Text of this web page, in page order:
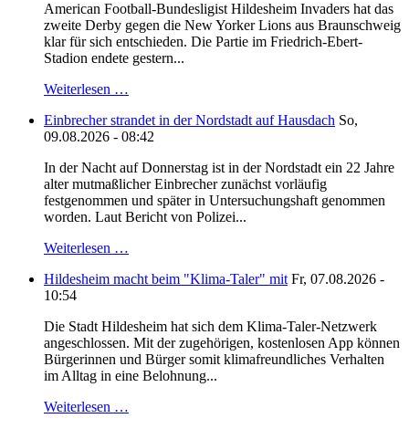
American Football-Bundesligist Hildesheim Invaders hat das
zweite Derby gegen die New Yorker Lions aus Braunschweig
klar für sich entschieden. Die Partie im Friedrich-Ebert-
Stadion endete gestern...
Weiterlesen …
Einbrecher strandet in der Nordstadt auf Hausdach So,
09.08.2026 - 08:42
In der Nacht auf Donnerstag ist in der Nordstadt ein 22 Jahre
alter mutmaßlicher Einbrecher zunächst vorläufig
festgenommen und später in Untersuchungshaft genommen
worden. Laut Bericht von Polizei...
Weiterlesen …
Hildesheim macht beim "Klima-Taler" mit Fr, 07.08.2026 -
10:54
Die Stadt Hildesheim hat sich dem Klima-Taler-Netzwerk
angeschlossen. Mit der zugehörigen, kostenlosen App können
Bürgerinnen und Bürger somit klimafreundliches Verhalten
im Alltag in eine Belohnung...
Weiterlesen …